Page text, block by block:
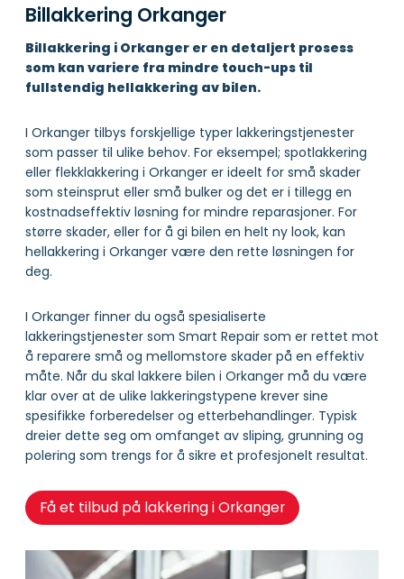
Billakkering Orkanger
Billakkering i Orkanger er en detaljert prosess
som kan variere fra mindre touch-ups til
fullstendig hellakkering av bilen.
I Orkanger tilbys forskjellige typer lakkeringstjenester
som passer til ulike behov. For eksempel; spotlakkering
eller flekklakkering i Orkanger er ideelt for små skader
som steinsprut eller små bulker og det er i tillegg en
kostnadseffektiv løsning for mindre reparasjoner. For
større skader, eller for å gi bilen en helt ny look, kan
hellakkering i Orkanger være den rette løsningen for
deg.
I Orkanger finner du også spesialiserte
lakkeringstjenester som Smart Repair som er rettet mot
å reparere små og mellomstore skader på en effektiv
måte. Når du skal lakkere bilen i Orkanger må du være
klar over at de ulike lakkeringstypene krever sine
spesifikke forberedelser og etterbehandlinger. Typisk
dreier dette seg om omfanget av sliping, grunning og
polering som trengs for å sikre et profesjonelt resultat.
Få et tilbud på lakkering i Orkanger